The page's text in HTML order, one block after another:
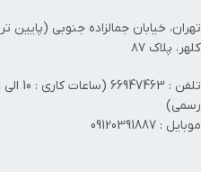
تهران، خیابان جمالزاده جنوبی (پایین
کلهر، پلاک ۸۷
رسمی)
موبایل : 09120391887